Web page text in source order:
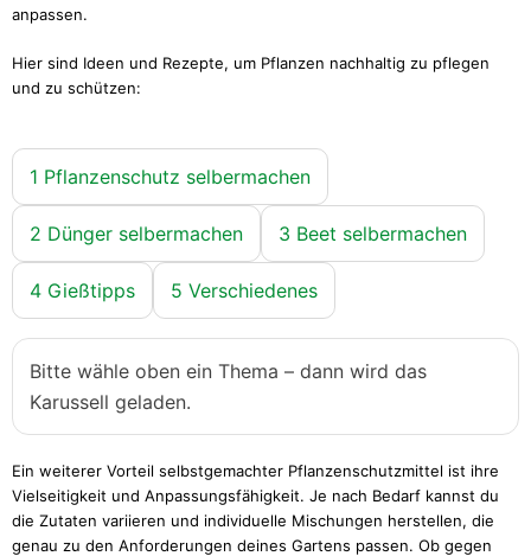
anpassen.
Hier sind Ideen und Rezepte, um Pflanzen nachhaltig zu pflegen
und zu schützen:
1 Pflanzenschutz selbermachen
2 Dünger selbermachen 3 Beet selbermachen
4 Gießtipps 5 Verschiedenes
Bitte wähle oben ein Thema – dann wird das
Karussell geladen.
Ein weiterer Vorteil selbstgemachter Pflanzenschutzmittel ist ihre
Vielseitigkeit und Anpassungsfähigkeit. Je nach Bedarf kannst du
die Zutaten variieren und individuelle Mischungen herstellen, die
genau zu den Anforderungen deines Gartens passen. Ob gegen